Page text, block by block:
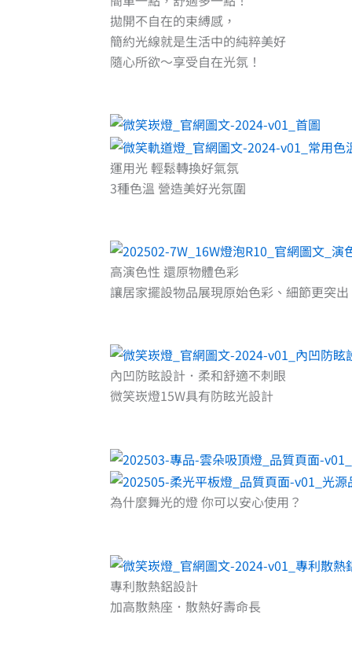
拋開不自在的束縛感，
簡約光線就是生活中的純粹美好
隨心所欲～享受自在光氛！
運用光 輕鬆轉換好氣氛
3種色溫 營造美好光氛圍
高演色性 還原物體色彩
讓居家擺設物品展現原始色彩、細節更突出
內凹防眩設計．柔和舒適不刺眼
微笑崁燈15W具有防眩光設計
為什麼舞光的燈 你可以安心使用？
專利散熱鋁設計
加高散熱座．散熱好壽命長